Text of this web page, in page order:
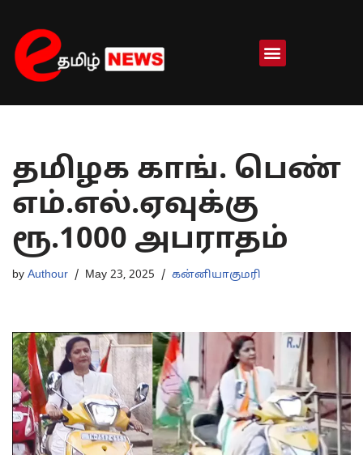
Skip
to
content
தமிழக காங். பெண்
எம்.எல்.ஏவுக்கு
ரூ.1000 அபராதம்
by Authour May 23, 2025 கன்னியாகுமரி